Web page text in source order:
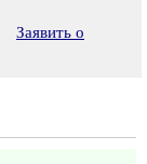
Заявить о